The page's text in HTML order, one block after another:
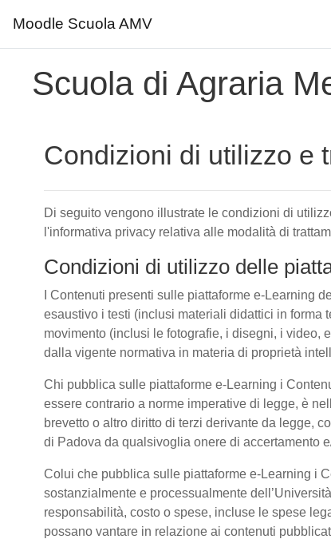
Moodle Scuola AMV
Scuola di Agraria
Condizioni di utilizzo e
Di seguito vengono illustrate le condizioni di
l'informativa privacy relativa alle modalità di
Condizioni di utilizzo delle
I Contenuti presenti sulle piattaforme e-Learning
esaustivo i testi (inclusi materiali didattici in forma
movimento (inclusi le fotografie, i disegni, i video,
dalla vigente normativa in materia di proprietà
Chi pubblica sulle piattaforme e-Learning i
essere contrario a norme imperative di legge, è
brevetto o altro diritto di terzi derivante da legge,
di Padova da qualsivoglia onere di accertamento
Colui che pubblica sulle piattaforme e-Learning i
sostanzialmente e processualmente
responsabilità, costo o spese, incluse le spese
possano vantare in relazione ai contenuti